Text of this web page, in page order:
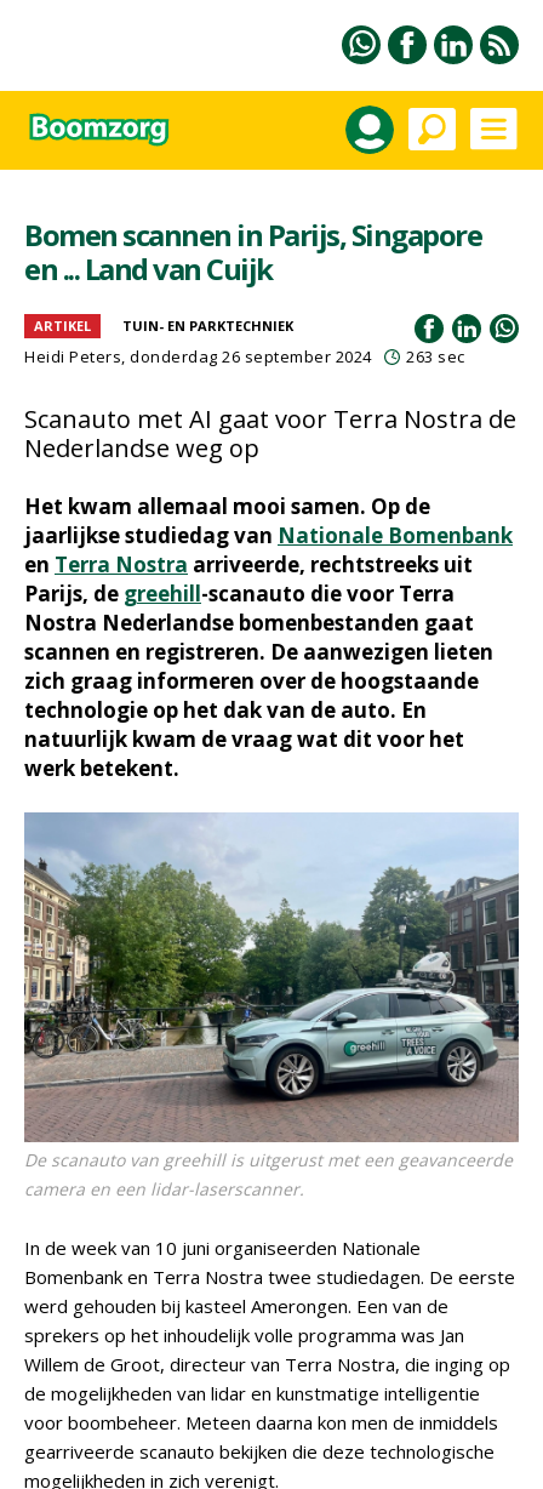
Bomen scannen in Parijs, Singapore
en ... Land van Cuijk
ARTIKEL TUIN- EN PARKTECHNIEK
Heidi Peters, donderdag 26 september 2024 263 sec
Scanauto met AI gaat voor Terra Nostra de
Nederlandse weg op
Het kwam allemaal mooi samen. Op de
jaarlijkse studiedag van Nationale Bomenbank
en Terra Nostra arriveerde, rechtstreeks uit
Parijs, de greehill-scanauto die voor Terra
Nostra Nederlandse bomenbestanden gaat
scannen en registreren. De aanwezigen lieten
zich graag informeren over de hoogstaande
technologie op het dak van de auto. En
natuurlijk kwam de vraag wat dit voor het
werk betekent.
De scanauto van greehill is uitgerust met een geavanceerde
camera en een lidar-laserscanner.
In de week van 10 juni organiseerden Nationale
Bomenbank en Terra Nostra twee studiedagen. De eerste
werd gehouden bij kasteel Amerongen. Een van de
sprekers op het inhoudelijk volle programma was Jan
Willem de Groot, directeur van Terra Nostra, die inging op
de mogelijkheden van lidar en kunstmatige intelligentie
voor boombeheer. Meteen daarna kon men de inmiddels
gearriveerde scanauto bekijken die deze technologische
mogelijkheden in zich verenigt.